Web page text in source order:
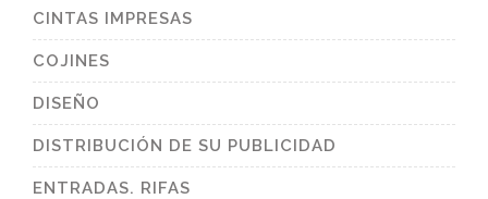
CINTAS IMPRESAS
COJINES
DISEÑO
DISTRIBUCIÓN DE SU PUBLICIDAD
ENTRADAS. RIFAS